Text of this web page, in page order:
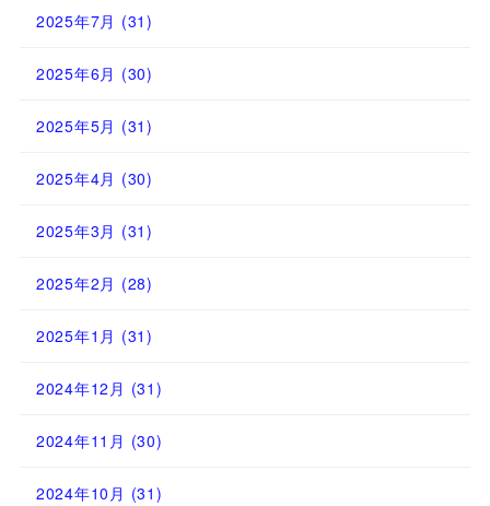
2025年7月 (31)
2025年6月 (30)
2025年5月 (31)
2025年4月 (30)
2025年3月 (31)
2025年2月 (28)
2025年1月 (31)
2024年12月 (31)
2024年11月 (30)
2024年10月 (31)